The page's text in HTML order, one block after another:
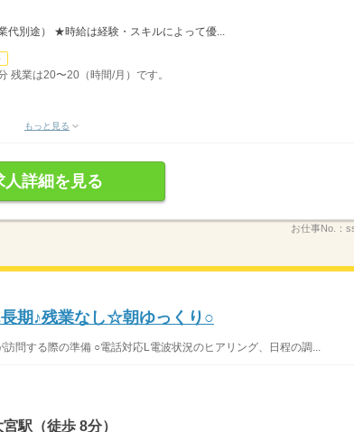
代別途） ★時給は経験・スキルによって優...
残業は20〜20（時間/月）です。
もっと見る
人詳細を見る
お仕事No.：
期♪残業なし☆朝ゆっくり○
問する際の準備 ○電話対応L電波状況のヒアリング、日程の調...
駅（徒歩 8分）